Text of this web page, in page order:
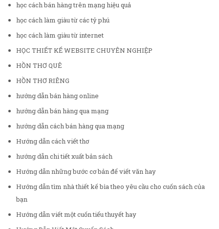
học cách bán hàng trên mạng hiệu quả
học cách làm giàu từ các tỷ phú
học cách làm giàu từ internet
HỌC THIẾT KẾ WEBSITE CHUYÊN NGHIỆP
HỒN THƠ QUÊ
HỒN THƠ RIÊNG
hướng dẫn bán hàng online
hướng dẫn bán hàng qua mạng
hướng dẫn cách bán hàng qua mạng
Hướng dẫn cách viết thơ
hướng dẫn chi tiết xuất bản sách
Hướng dẫn những bước cơ bản để viết văn hay
Hướng dẫn tìm nhà thiết kế bìa theo yêu cầu cho cuốn sách của
bạn
Hướng dẫn viết một cuốn tiểu thuyết hay